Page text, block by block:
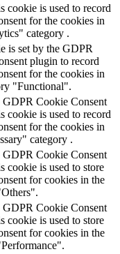
cookie is used to record
for the cookies in
category .
is set by the GDPR
plugin to record
for the cookies in
"Functional".
GDPR Cookie Consent
cookie is used to record
for the cookies in
category .
GDPR Cookie Consent
cookie is used to store
for cookies in the
GDPR Cookie Consent
cookie is used to store
for cookies in the